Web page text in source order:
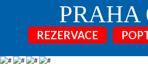
PRAHA
REZERVACE